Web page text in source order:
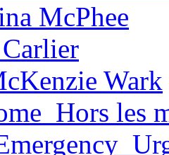
McPhee
Wark
les